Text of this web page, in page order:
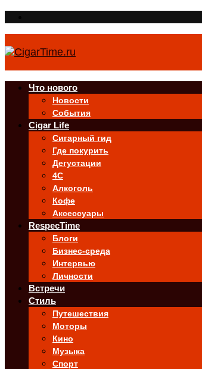
Что нового
Новости
События
Cigar Life
Сигарный гид
Где покурить
Дегустации
4C
Алкоголь
Кофе
Аксессуары
RespecTime
Блоги
Бизнес-среда
Интервью
Личности
Встречи
Стиль
Путешествия
Моторы
Кино
Музыка
Спорт